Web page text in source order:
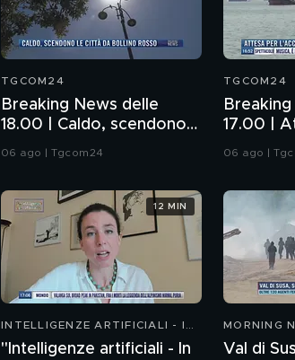
TGCOM24
Breaking News delle
18.00 | Caldo, scendono
le città da bollino rosso
06 ago | Tgcom24
TGCOM24
17.00 |
06 ago |
INTELLIGENZE ARTIFICIALI - IN
"Intelligenze artificiali - In
12 MIN
MORNING
Val di